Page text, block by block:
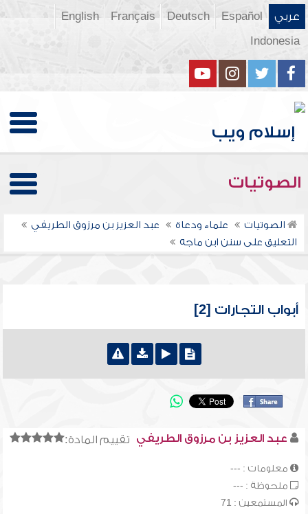
عربي Español
Deutsch
Français
English
Indonesia
الصوتيات
الصوتيات علماء ودعاة
عبد العزيز بن مرزوق الطريفي
التعليق على سنن ابن ماجه
أبواب التجارات [2]
تقييم المادة: عبد العزيز بن مرزوق الطريفي
معلومات : ---
ملحوظة : ---
المستمعين : 71